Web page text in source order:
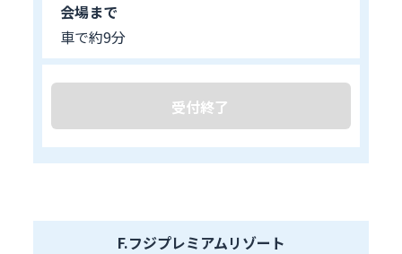
会場まで
車で約9分
受付終了
F.フジプレミアムリゾート